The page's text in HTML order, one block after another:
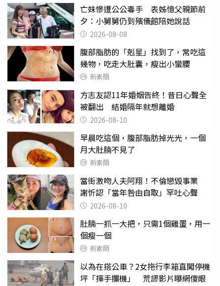
亡妹慘遭公公毒手 表姊憶父親節前
夕：小舅舅仍到殯儀館陪她說話
2026-08-08
腹部脂肪的「剋星」找到了，常吃這
幾物，吃走大肚囊，瘦出小蠻腰
新素簡
方志友認11年婚姻告終！昔日心聲全
被翻出 結婚隔年就想離婚
2026-08-10
早晨吃這個，腹部脂肪掉光光，一個
月大肚腩不見了
新素簡
當街激吻人夫阿翔！不倫戀毀事業
謝忻認「當年咎由自取」罕吐心聲
2026-08-10
肚腩一抓一大把，只需1個雞蛋，用一
個瘦一個
新素簡
以為在搭公車？2女拖行李箱直闖停機
坪「揮手攔機」 荒謬影片曝網傻眼